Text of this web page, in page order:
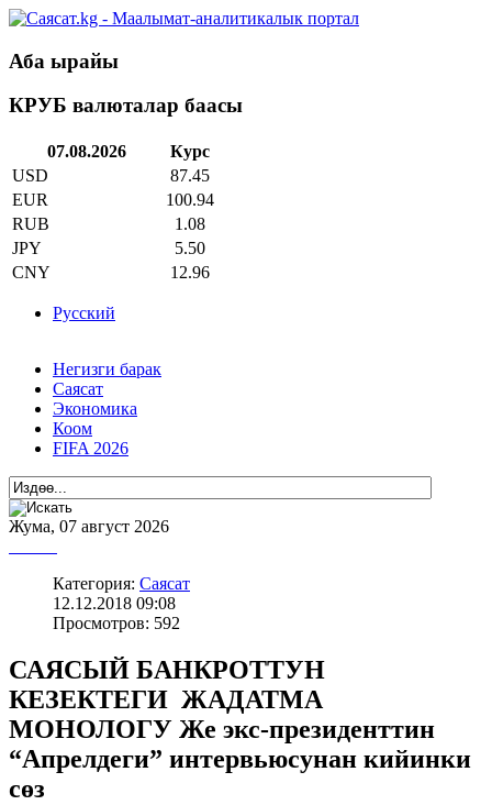
Аба ырайы
КРУБ валюталар баасы
07.08.2026
Курс
USD
87.45
EUR
100.94
RUB
1.08
JPY
5.50
CNY
12.96
Русский
Негизги барак
Саясат
Экономика
Коом
FIFA 2026
Жума, 07 август 2026
Категория: Саясат
12.12.2018 09:08
Просмотров: 592
САЯСЫЙ БАНКРОТТУН
КЕЗЕКТЕГИ ЖАДАТМА
МОНОЛОГУ Же экс-президенттин
“Апрелдеги” интервьюсунан кийинки
сөз